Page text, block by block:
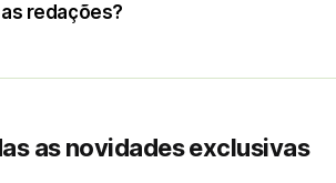
redações?
as novidades exclusivas